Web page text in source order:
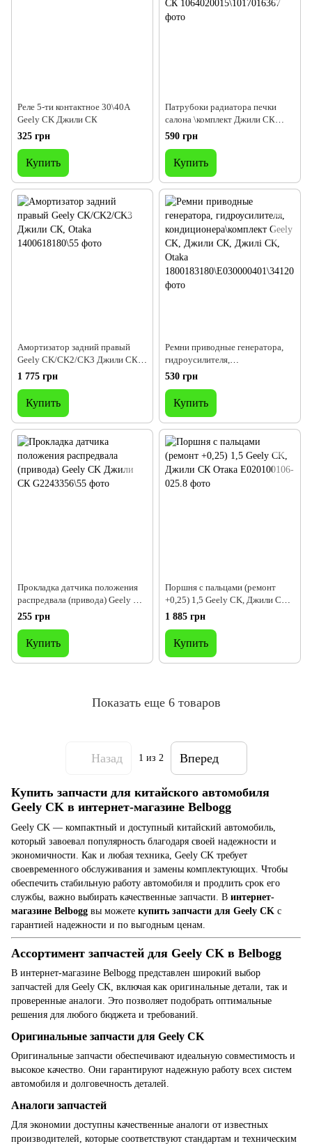
Реле 5-ти контактное 30\40А
Geely CK Джили СК
325 грн
Купить
Патрубоки радиатора печки
салона \комплект Джили СК
Geely СK, Джили СК, Джилі СК
590 грн
Купить
Амортизатор задний правый
Geely CK/CK2/CK3 Джили СК,
Otaka
1 775 грн
Купить
Ремни приводные генератора,
гидроусилителя,
кондиционера\комплект Geely
CK, Джили СК, Джилі СК, Otaka
530 грн
Купить
Прокладка датчика положения
распредвала (привода) Geely CK
Джили СК
255 грн
Купить
Поршня с пальцами (ремонт
+0,25) 1,5 Geely CK, Джили СК
Отака
1 885 грн
Купить
Показать еще 6 товаров
Назад 1 из 2 Вперед
Купить запчасти для китайского автомобиля
Geely CK в интернет-магазине Belbogg
Geely CK — компактный и доступный китайский автомобиль,
который завоевал популярность благодаря своей надежности и
экономичности. Как и любая техника, Geely CK требует
своевременного обслуживания и замены комплектующих. Чтобы
обеспечить стабильную работу автомобиля и продлить срок его
службы, важно выбирать качественные запчасти. В интернет-
магазине Belbogg вы можете купить запчасти для Geely CK с
гарантией надежности и по выгодным ценам.
Ассортимент запчастей для Geely CK в Belbogg
В интернет-магазине Belbogg представлен широкий выбор
запчастей для Geely CK, включая как оригинальные детали, так и
проверенные аналоги. Это позволяет подобрать оптимальные
решения для любого бюджета и требований.
Оригинальные запчасти для Geely CK
Оригинальные запчасти обеспечивают идеальную совместимость и
высокое качество. Они гарантируют надежную работу всех систем
автомобиля и долговечность деталей.
Аналоги запчастей
Для экономии доступны качественные аналоги от известных
производителей, которые соответствуют стандартам и техническим